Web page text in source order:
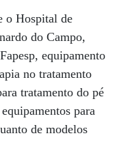
o Hospital de
do Campo,
equipamento
no tratamento
tratamento do pé
para
de modelos